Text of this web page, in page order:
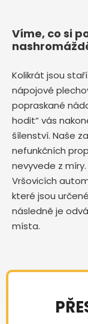
Víme, co si
Kolikrát jsou
nápojové
popraskané
hodit“ vás
šílenství. Naše
nefunkčních
nevyvede z
Vršovicích
které jsou
následně je
místa.